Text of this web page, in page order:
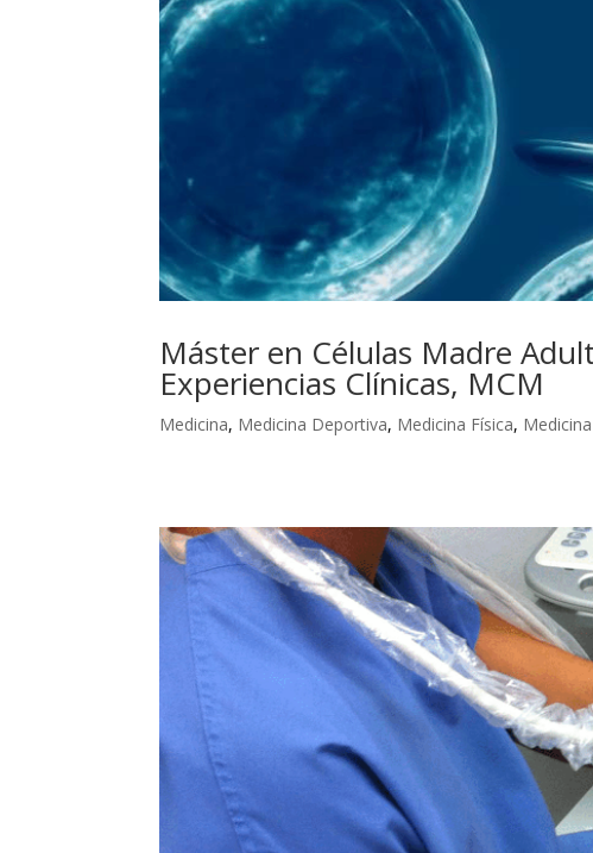
Máster en Células Madre
Experiencias Clínicas, MCM
Medicina, Medicina Deportiva, Medicina Física,